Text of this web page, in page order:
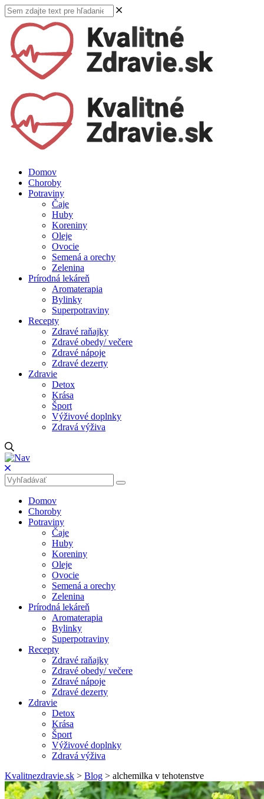
Domov
Choroby
Potraviny
Čaje
Huby
Koreniny
Oleje
Ovocie
Semená a orechy
Zelenina
Prírodná lekáreň
Aromaterapia
Bylinky
Superpotraviny
Recepty
Zdravé raňajky
Zdravé obedy/ večere
Zdravé nápoje
Zdravé dezerty
Zdravie
Detox
Krása
Šport
Výživové doplnky
Zdravá výživa
Domov
Choroby
Potraviny
Čaje
Huby
Koreniny
Oleje
Ovocie
Semená a orechy
Zelenina
Prírodná lekáreň
Aromaterapia
Bylinky
Superpotraviny
Recepty
Zdravé raňajky
Zdravé obedy/ večere
Zdravé nápoje
Zdravé dezerty
Zdravie
Detox
Krása
Šport
Výživové doplnky
Zdravá výživa
Kvalitnezdravie.sk > Blog > alchemilka v tehotenstve